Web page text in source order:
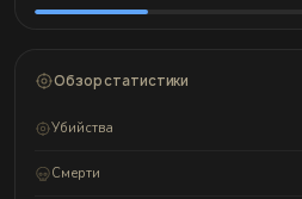
Обзор статистики
Убийства
Смерти